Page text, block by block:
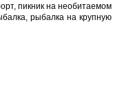
пикник на необитаемом
рыбалка на крупную